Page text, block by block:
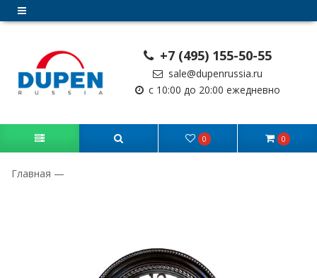
+7 (495) 155-50-55
sale@dupenrussia.ru
с 10:00 до 20:00 ежедневно
0 0
Главная —